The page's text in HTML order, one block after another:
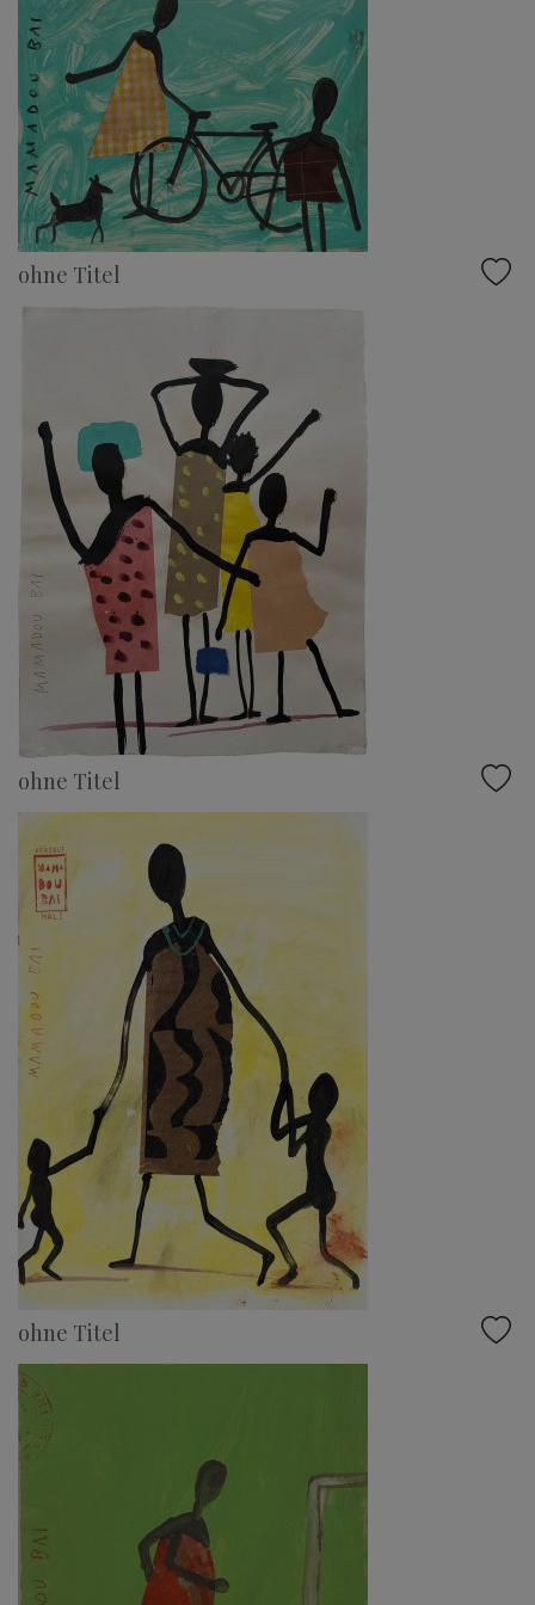
ohne Titel
ohne Titel
ohne Titel